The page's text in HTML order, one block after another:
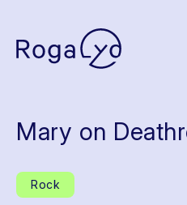
Mary on
Rock